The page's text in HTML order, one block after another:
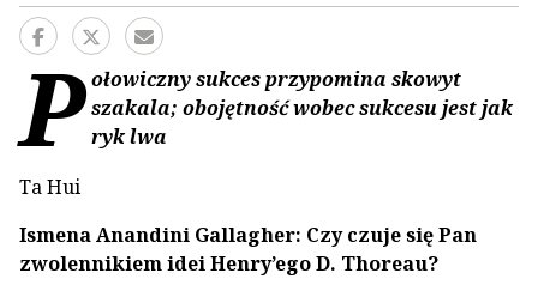
Połowiczny sukces przypomina skowyt
szakala; obojętność wobec sukcesu jest jak
ryk lwa
Ta Hui
Ismena Anandini Gallagher: Czy czuje się Pan
zwolennikiem idei Henry’ego D. Thoreau?